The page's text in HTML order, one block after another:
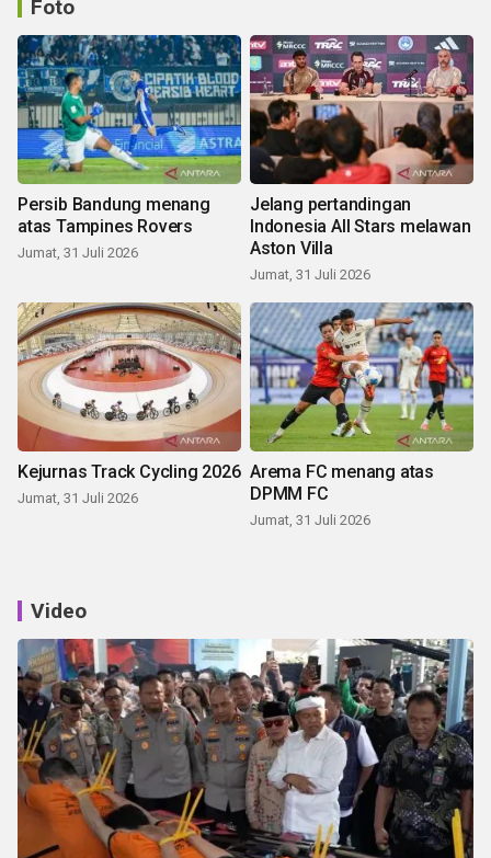
Foto
Persib Bandung menang
atas Tampines Rovers
Jumat, 31 Juli 2026
Jelang pertandingan
Indonesia All Stars melawan
Aston Villa
Jumat, 31 Juli 2026
Kejurnas Track Cycling 2026
Jumat, 31 Juli 2026
Arema FC menang atas
DPMM FC
Jumat, 31 Juli 2026
Video